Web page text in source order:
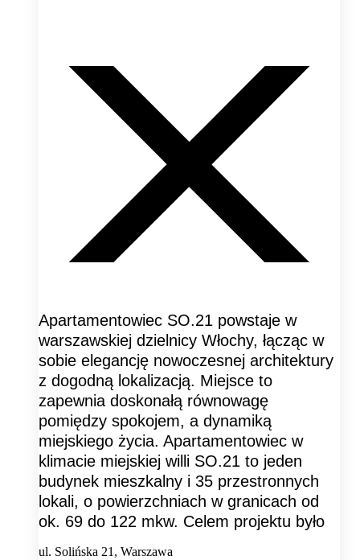
Apartamentowiec SO.21 powstaje w
warszawskiej dzielnicy Włochy, łącząc w
sobie elegancję nowoczesnej architektury
z dogodną lokalizacją. Miejsce to
zapewnia doskonałą równowagę
pomiędzy spokojem, a dynamiką
miejskiego życia. Apartamentowiec w
klimacie miejskiej willi SO.21 to jeden
budynek mieszkalny i 35 przestronnych
lokali, o powierzchniach w granicach od
ok. 69 do 122 mkw. Celem projektu było
ul. Solińska 21, Warszawa